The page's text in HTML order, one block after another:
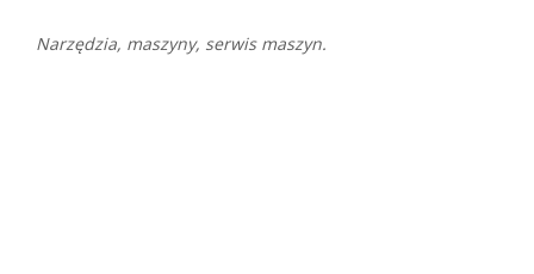
Narzędzia, maszyny, serwis maszyn.